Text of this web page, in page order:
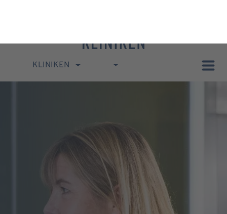
KLINIKEN